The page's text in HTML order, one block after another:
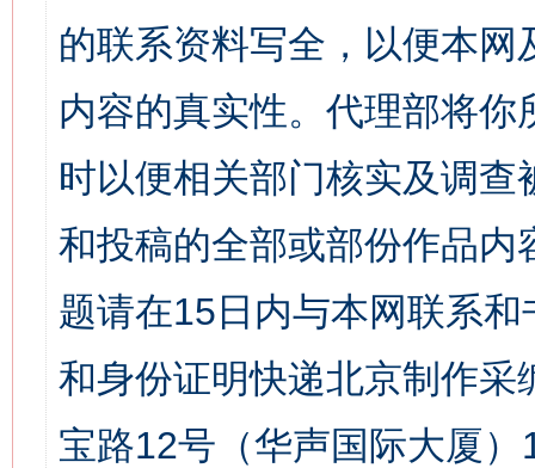
的联系资料写全，以便本
内容的真实性。代理部将
时以便相关部门核实及调
和投稿的全部或部份作品
题请在15日内与本网联系
和身份证明快递北京制作
宝路12号（华声国际大厦